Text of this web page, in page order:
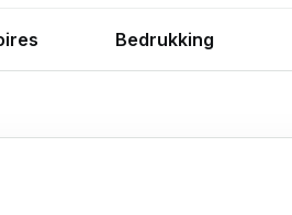
Bedrukking